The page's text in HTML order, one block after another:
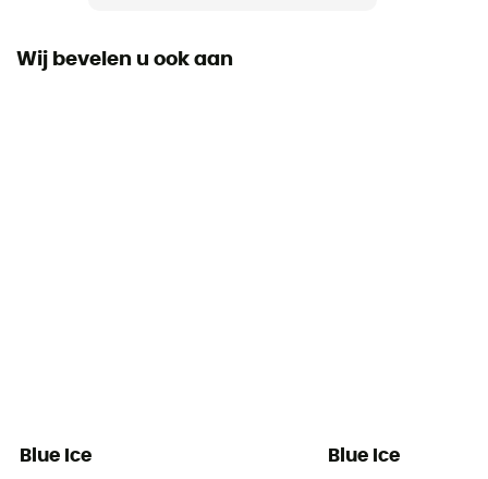
Wij bevelen u ook aan
Blue Ice Blue Ice